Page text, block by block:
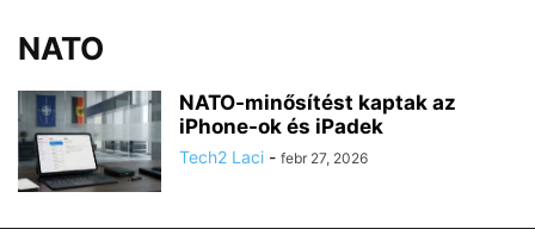
NATO
NATO-minősítést kaptak az
iPhone-ok és iPadek
Tech2 Laci - febr 27, 2026